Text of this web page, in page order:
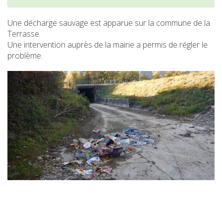
Une décharge sauvage est apparue sur la commune de la
Terrasse.
Une intervention auprès de la mairie a permis de régler le
problème.